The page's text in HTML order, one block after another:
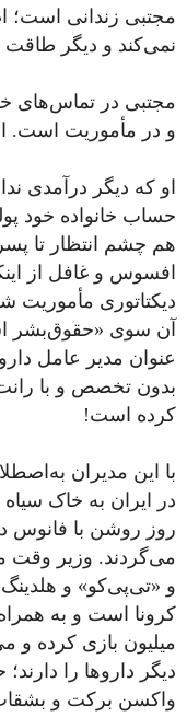
مجتبی زندانی است؛
نمی‌کند و دیگر طاقت
مجتبی در تماس‌های
و در مأموریت است.
او که دیگر درآمدی
حساب خانواده خود
هم چشم انتظار تا
افسوس و غافل از
دیکتاتوری مأموریت
آن سوی «حقوق‌بشر
عنوان مدیر عامل
بدون تخصص و با
کرده است!
با این مدیران
در ایران به خاک
روز روشن با فانوس در
می‌گردند. وزیر وقت
و «تی‌پی‌کو» و
میلیون بازی کرده و
دیگر داروها را
واکسن برکت و